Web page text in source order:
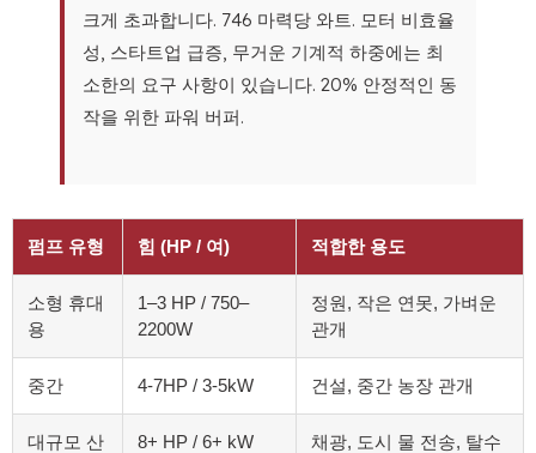
크게 초과합니다. 746 마력당 와트. 모터 비효율
성, 스타트업 급증, 무거운 기계적 하중에는 최
소한의 요구 사항이 있습니다. 20% 안정적인 동
작을 위한 파워 버퍼.
펌프 유형 힘 (HP / 여) 적합한 용도
소형 휴대
용
1–3 HP / 750–
2200W
정원, 작은 연못, 가벼운
관개
중간 4-7HP / 3-5kW 건설, 중간 농장 관개
대규모 산
8+ HP / 6+ kW 채광, 도시 물 전송, 탈수